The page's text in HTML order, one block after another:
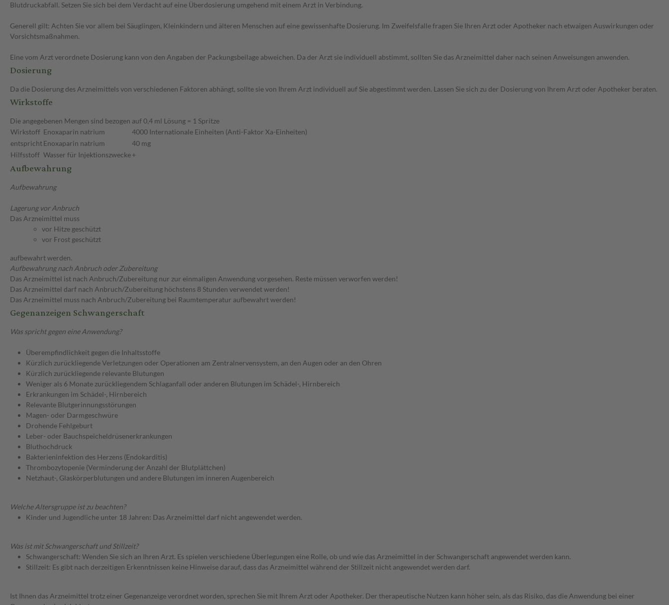
Blutdruckabfall. Setzen Sie sich bei dem Verdacht auf eine Überdosierung umgehend mit einem Arzt in Verbindung.
Generell gilt: Achten Sie vor allem bei Säuglingen, Kleinkindern und älteren Menschen auf eine gewissenhafte Dosierung. Im Zweifelsfalle fragen Sie Ihren Arzt oder Apotheker nach etwaigen Auswirkungen oder
Vorsichtsmaßnahmen.
Eine vom Arzt verordnete Dosierung kann von den Angaben der Packungsbeilage abweichen. Da der Arzt sie individuell abstimmt, sollten Sie das Arzneimittel daher nach seinen Anweisungen anwenden.
Dosierung
Da die Dosierung des Arzneimittels von verschiedenen Faktoren abhängt, sollte sie von Ihrem Arzt individuell auf Sie abgestimmt werden. Lassen Sie sich zu der Dosierung von Ihrem Arzt oder Apotheker beraten.
Wirkstoffe
Die angegebenen Mengen sind bezogen auf 0,4 ml Lösung = 1 Spritze
Wirkstoff Enoxaparin natrium
4000 Internationale Einheiten (Anti-Faktor Xa-Einheiten)
entsprichtEnoxaparin natrium
40 mg
Hilfsstoff Wasser für Injektionszwecke+
Aufbewahrung
Aufbewahrung
Lagerung vor Anbruch
Das Arzneimittel muss
vor Hitze geschützt
vor Frost geschützt
aufbewahrt werden.
Aufbewahrung nach Anbruch oder Zubereitung
Das Arzneimittel ist nach Anbruch/Zubereitung nur zur einmaligen Anwendung vorgesehen. Reste müssen verworfen werden!
Das Arzneimittel darf nach Anbruch/Zubereitung höchstens 8 Stunden verwendet werden!
Das Arzneimittel muss nach Anbruch/Zubereitung bei Raumtemperatur aufbewahrt werden!
Gegenanzeigen Schwangerschaft
Was spricht gegen eine Anwendung?
Überempfindlichkeit gegen die Inhaltsstoffe
Kürzlich zurückliegende Verletzungen oder Operationen am Zentralnervensystem, an den Augen oder an den Ohren
Kürzlich zurückliegende relevante Blutungen
Weniger als 6 Monate zurückliegendem Schlaganfall oder anderen Blutungen im Schädel-, Hirnbereich
Erkrankungen im Schädel-, Hirnbereich
Relevante Blutgerinnungsstörungen
Magen- oder Darmgeschwüre
Drohende Fehlgeburt
Leber- oder Bauchspeicheldrüsenerkrankungen
Bluthochdruck
Bakterieninfektion des Herzens (Endokarditis)
Thrombozytopenie (Verminderung der Anzahl der Blutplättchen)
Netzhaut-, Glaskörperblutungen und andere Blutungen im inneren Augenbereich
Welche Altersgruppe ist zu beachten?
Kinder und Jugendliche unter 18 Jahren: Das Arzneimittel darf nicht angewendet werden.
Was ist mit Schwangerschaft und Stillzeit?
Schwangerschaft: Wenden Sie sich an Ihren Arzt. Es spielen verschiedene Überlegungen eine Rolle, ob und wie das Arzneimittel in der Schwangerschaft angewendet werden kann.
Stillzeit: Es gibt nach derzeitigen Erkenntnissen keine Hinweise darauf, dass das Arzneimittel während der Stillzeit nicht angewendet werden darf.
Ist Ihnen das Arzneimittel trotz einer Gegenanzeige verordnet worden, sprechen Sie mit Ihrem Arzt oder Apotheker. Der therapeutische Nutzen kann höher sein, als das Risiko, das die Anwendung bei einer